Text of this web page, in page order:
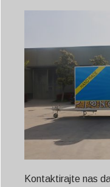
Kontaktirajte nas